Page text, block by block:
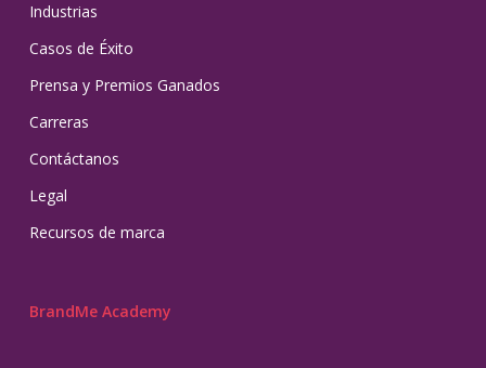
Industrias
Casos de Éxito
Prensa y Premios Ganados
Carreras
Contáctanos
Legal
Recursos de marca
BrandMe Academy